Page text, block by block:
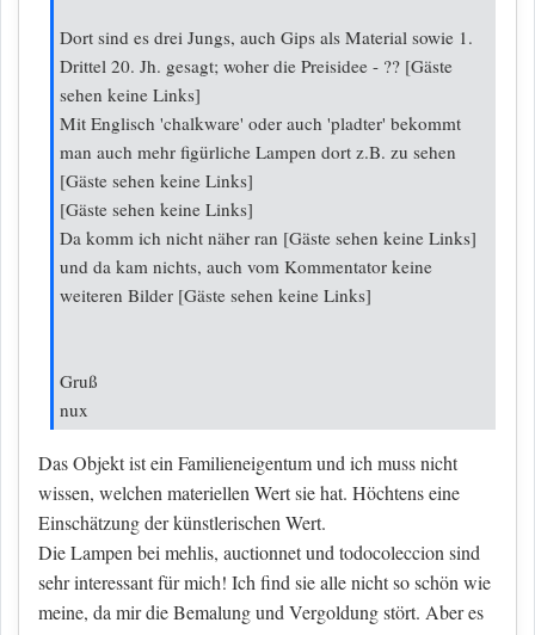
Dort sind es drei Jungs, auch Gips als Material sowie 1.
Drittel 20. Jh. gesagt; woher die Preisidee - ?? [Gäste
sehen keine Links]
Mit Englisch 'chalkware' oder auch 'pladter' bekommt
man auch mehr figürliche Lampen dort z.B. zu sehen
[Gäste sehen keine Links]
[Gäste sehen keine Links]
Da komm ich nicht näher ran [Gäste sehen keine Links]
und da kam nichts, auch vom Kommentator keine
weiteren Bilder [Gäste sehen keine Links]
Gruß
nux
Das Objekt ist ein Familieneigentum und ich muss nicht
wissen, welchen materiellen Wert sie hat. Höchtens eine
Einschätzung der künstlerischen Wert.
Die Lampen bei mehlis, auctionnet und todocoleccion sind
sehr interessant für mich! Ich find sie alle nicht so schön wie
meine, da mir die Bemalung und Vergoldung stört. Aber es